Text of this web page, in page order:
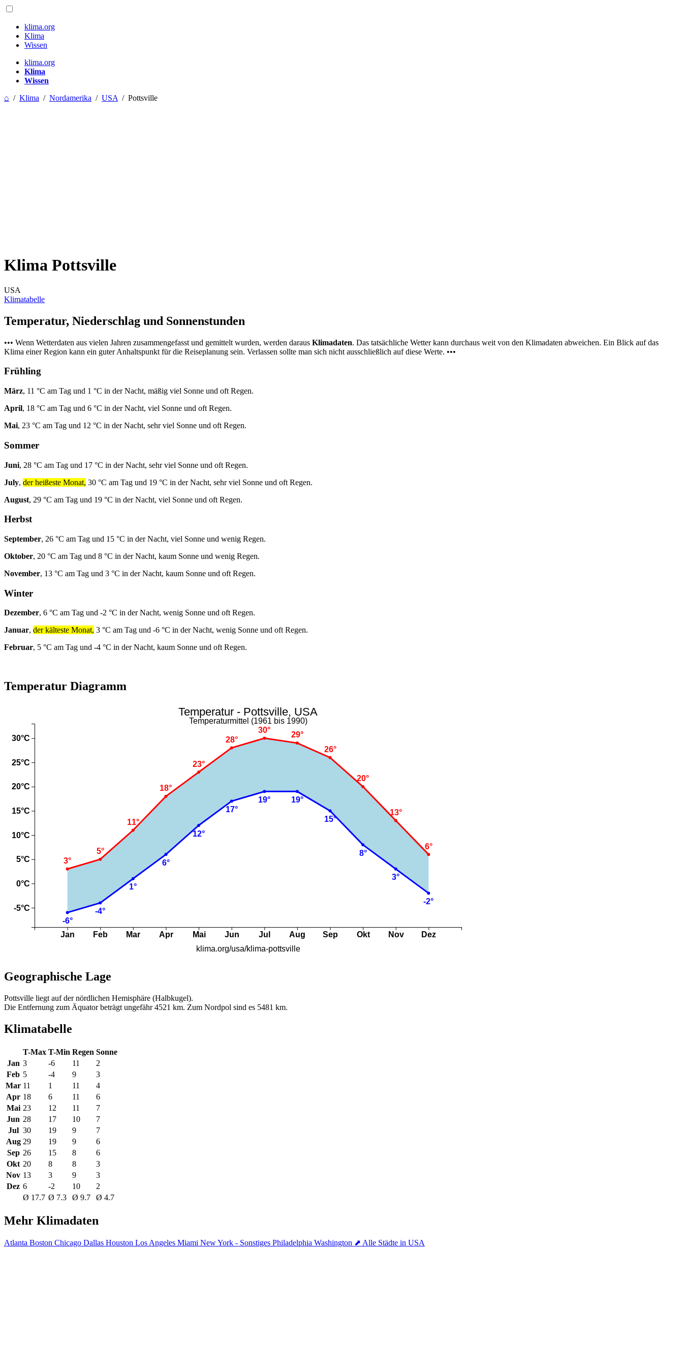
klima.org
Klima
Wissen
klima.org
Klima
Wissen
⌂ / Klima / Nordamerika / USA / Pottsville
Klima Pottsville
USA
Klimatabelle
Temperatur, Niederschlag und Sonnenstunden
••• Wenn Wetterdaten aus vielen Jahren zusammengefasst und gemittelt wurden, werden daraus Klimadaten. Das tatsächliche Wetter kann durchaus weit von den Klimadaten abweichen. Ein Blick auf das
Klima einer Region kann ein guter Anhaltspunkt für die Reiseplanung sein. Verlassen sollte man sich nicht ausschließlich auf diese Werte. •••
Frühling
März, 11 °C am Tag und 1 °C in der Nacht, mäßig viel Sonne und oft Regen.
April, 18 °C am Tag und 6 °C in der Nacht, viel Sonne und oft Regen.
Mai, 23 °C am Tag und 12 °C in der Nacht, sehr viel Sonne und oft Regen.
Sommer
Juni, 28 °C am Tag und 17 °C in der Nacht, sehr viel Sonne und oft Regen.
July, der heißeste Monat, 30 °C am Tag und 19 °C in der Nacht, sehr viel Sonne und oft Regen.
August, 29 °C am Tag und 19 °C in der Nacht, viel Sonne und oft Regen.
Herbst
September, 26 °C am Tag und 15 °C in der Nacht, viel Sonne und wenig Regen.
Oktober, 20 °C am Tag und 8 °C in der Nacht, kaum Sonne und wenig Regen.
November, 13 °C am Tag und 3 °C in der Nacht, kaum Sonne und oft Regen.
Winter
Dezember, 6 °C am Tag und -2 °C in der Nacht, wenig Sonne und oft Regen.
Januar, der kälteste Monat, 3 °C am Tag und -6 °C in der Nacht, wenig Sonne und oft Regen.
Februar, 5 °C am Tag und -4 °C in der Nacht, kaum Sonne und oft Regen.
Temperatur Diagramm
Geographische Lage
Pottsville liegt auf der nördlichen Hemisphäre (Halbkugel).
Die Entfernung zum Äquator beträgt ungefähr 4521 km. Zum Nordpol sind es 5481 km.
Klimatabelle
T-Max T-Min Regen Sonne
Jan 3 -6 11
2
Feb 5 -4 9
3
Mar 11 1 11
4
Apr 18 6 11
6
Mai 23 12 11
7
Jun 28 17 10
7
Jul 30 19 9
7
Aug 29 19 9
6
Sep 26 15 8
6
Okt 20 8 8
3
Nov 13 3 9
3
Dez 6 -2 10
2
Ø 17.7 Ø 7.3 Ø 9.7 Ø 4.7
Mehr Klimadaten
Atlanta Boston Chicago Dallas Houston Los Angeles Miami New York - Sonstiges Philadelphia Washington ⬈ Alle Städte in USA